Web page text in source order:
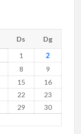
Ds
Dg
1
2
8
9
15
16
22
23
29
30